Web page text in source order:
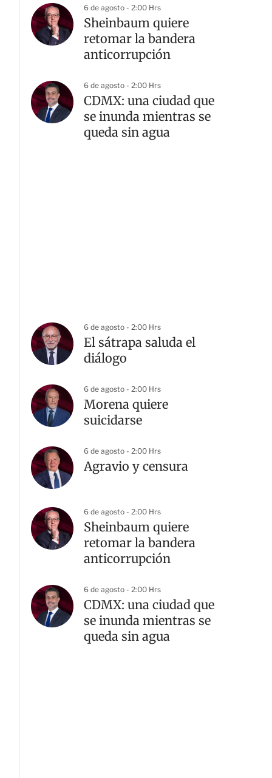
6 de agosto - 2:00 Hrs
Sheinbaum quiere
retomar la bandera
anticorrupción
6 de agosto - 2:00 Hrs
CDMX: una ciudad que
se inunda mientras se
queda sin agua
6 de agosto - 2:00 Hrs
El sátrapa saluda el
diálogo
6 de agosto - 2:00 Hrs
Morena quiere
suicidarse
6 de agosto - 2:00 Hrs
Agravio y censura
6 de agosto - 2:00 Hrs
Sheinbaum quiere
retomar la bandera
anticorrupción
6 de agosto - 2:00 Hrs
CDMX: una ciudad que
se inunda mientras se
queda sin agua